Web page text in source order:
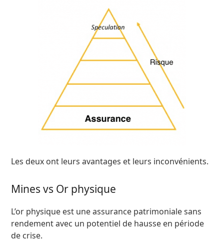
Les deux ont leurs avantages et leurs inconvénients.
Mines vs Or physique
L’or physique est une assurance patrimoniale sans
rendement avec un potentiel de hausse en période
de crise.